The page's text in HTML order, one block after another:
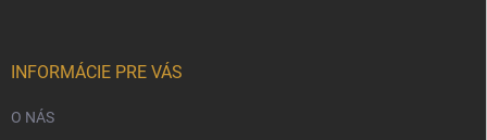
INFORMÁCIE PRE VÁS
O NÁS